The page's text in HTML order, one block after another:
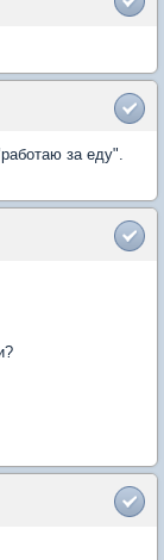
за еду".